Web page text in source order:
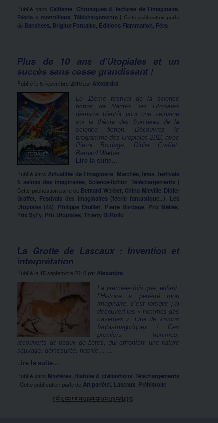
Publié dans Celtisme Chroniques & lectures de l'imaginaire
Féerie & merveilleux Téléchargements | Cette publication parle
de Banshees Brigitte Fontaine Éditions Flammarion Fées
Plus de 10 ans d’Utopiales et un
succès sans cesse grandissant !
Publié le 5 novembre 2010 par Alexandra
Le 11ème festival de la science
fiction de Nantes, les Utopiales
démarre bientôt pour une semaine
sur le thème des frontières de la
science fiction. Découvrez le
programme des Utopiales 2010 avec
Pierre Bordage, Didier Graffet,
Bernard Werber…
Lire la suite…
Publié dans Actualités de l'imaginaire, Marchés, fêtes, festivals
& salons des imaginaires, Science-fiction Téléchargements |
Cette publication parle de Bernard Werber, China Mieville, Didier
Graffet
Festivals des imaginaires (féerie fantastique...)
Les
Utopiales (44)
Philippe Druillet Pierre Bordage Prix Méliès
Prix SyFy Prix Utopiales Thierry Di Rollo
La Grotte de Lascaux : Invention et
interprétation
Publié le 15 septembre 2010 par Alexandra
La première fois que, enfant,
l’Histoire a pénétré mon
imaginaire, c’est lorsque j’ai
découvert les « hommes des
cavernes ». Que de visions
fantasmagoriques ! Ces
premiers hommes,
recouverts de peaux de bêtes, qui affrontent une nature
sauvage, démesurée, hostile… …
Lire la suite…
Publié dans Mystères, Histoire & civilisations, Téléchargements
| Cette publication parle de Art pariétal Lascaux Préhistoire
SÉLECTION DES LUTINS
MEILLEURES VENTES